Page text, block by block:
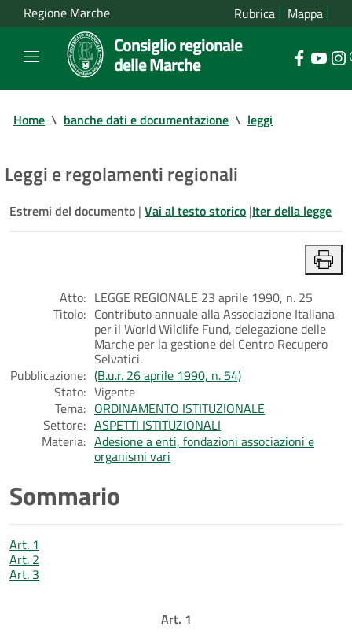
Regione Marche Rubrica Mappa
Consiglio regionale
delle Marche
Home \ banche dati e documentazione \ leggi
Leggi e regolamenti regionali
Estremi del documento | Vai al testo storico |Iter della legge
Atto: LEGGE REGIONALE 23 aprile 1990, n. 25
Titolo: Contributo annuale alla Associazione Italiana
per il World Wildlife Fund, delegazione delle
Marche per la gestione del Centro Recupero
Selvatici.
Pubblicazione: (B.u.r. 26 aprile 1990, n. 54)
Stato: Vigente
Tema: ORDINAMENTO ISTITUZIONALE
Settore: ASPETTI ISTITUZIONALI
Materia: Adesione a enti, fondazioni associazioni e
organismi vari
Sommario
Art. 1
Art. 2
Art. 3
Art. 1